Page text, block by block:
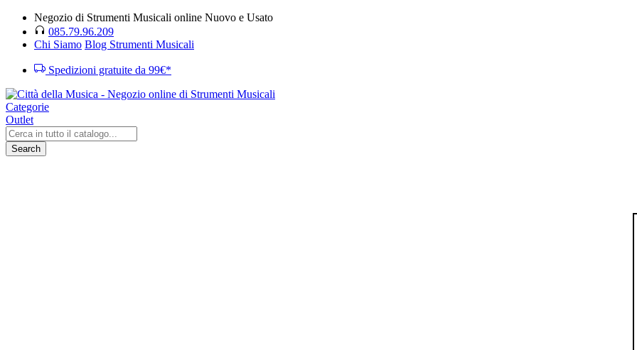
Negozio di Strumenti Musicali online Nuovo e Usato
085.79.96.209
Chi Siamo Blog Strumenti Musicali
Spedizioni gratuite da 99€*
Categorie
Outlet
Search